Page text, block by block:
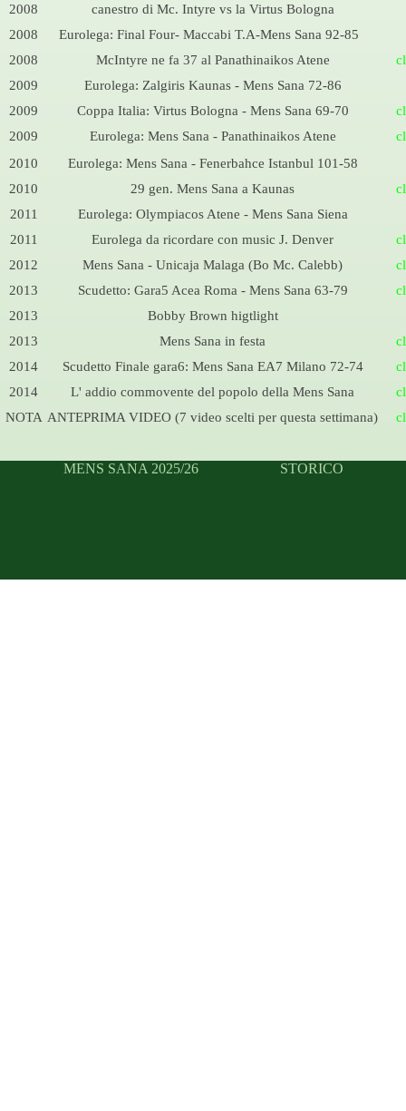
2008
canestro di Mc. Intyre vs la Virtus Bologna
2008
Eurolega: Final Four- Maccabi T.A-Mens Sana 92-85
2008
McIntyre ne fa 37 al Panathinaikos Atene
2009
Eurolega: Zalgiris Kaunas -Mens Sana 72-86
2009
Coppa Italia: Virtus Bologna -Mens Sana 69-70
2009
Eurolega: Mens Sana -Panathinaikos Atene
2010
Eurolega: Mens Sana -Fenerbahce Istanbul 101-58
2010
29 gen. Mens Sana a Kaunas
2011
Eurolega: Olympiacos Atene -Mens Sana Siena
2011
Eurolega da ricordare con music J. Denver
2012
Mens Sana - Unicaja Malaga (Bo Mc. Calebb)
2013
Scudetto: Gara5 Acea Roma -Mens Sana 63-79
2013
Bobby Brown higtlight
2013
Mens Sana in festa
2014
Scudetto Finale gara6: Mens Sana EA7 Milano 72-74
2014
L' addio commovente del popolo della Mens Sana
NOTA ANTEPRIMA VIDEO (7 video scelti per questa settimana)
MENS SANA 2025/26 STORICO